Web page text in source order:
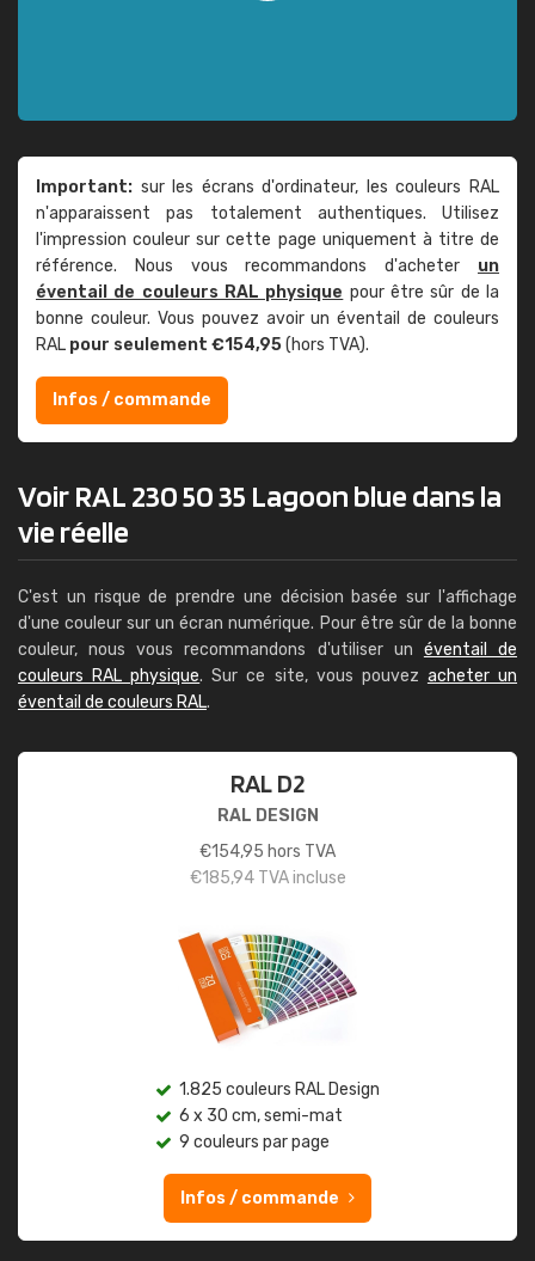
Important: sur les écrans d'ordinateur, les couleurs RAL
n'apparaissent pas totalement authentiques. Utilisez
l'impression couleur sur cette page uniquement à titre de
référence. Nous vous recommandons d'acheter un
éventail de couleurs RAL physique pour être sûr de la
bonne couleur. Vous pouvez avoir un éventail de couleurs
RAL pour seulement €154,95(hors TVA).
Infos / commande
Voir RAL 230 50 35 Lagoon blue dans la
vie réelle
C'est un risque de prendre une décision basée sur l'affichage
d'une couleur sur un écran numérique. Pour être sûr de la bonne
couleur, nous vous recommandons d'utiliser un éventail de
couleurs RAL physique. Sur ce site, vous pouvez acheter un
éventail de couleurs RAL.
RAL D2
RAL DESIGN
€154,95 hors TVA
€185,94TVA incluse
1.825 couleurs RAL Design
6 x 30 cm, semi-mat
9 couleurs par page
Infos / commande